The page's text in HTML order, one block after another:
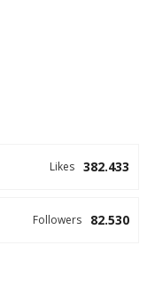
382.433
Likes
82.530
Followers